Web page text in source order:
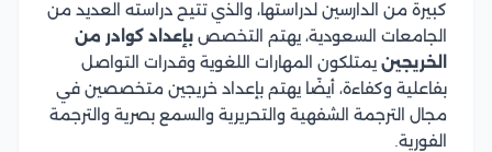
كبيرة من الدارسين لدراستها، والذي تتيح دراسته العديد من
الجامعات السعودية، يهتم التخصص بإعداد كوادر من
الخريجين يمتلكون المهارات اللغوية وقدرات التواصل
بفاعلية وكفاءة، أيضًا يهتم بإعداد خريجين متخصصين في
مجال الترجمة الشفهية والتحريرية والسمع بصرية والترجمة
الفورية.